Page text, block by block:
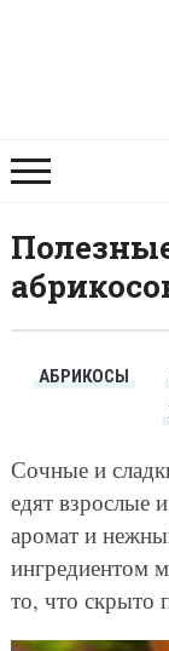
АБРИКОСЫ
Сочные и
едят взрослые
аромат и
ингредиентом
то, что скрыто